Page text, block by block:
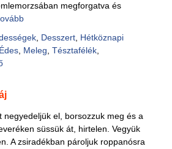
megforgatva és
, Desszert, Hétköznapi
Édes, Meleg Tésztafélék,
negyedeljük el, borsozzuk meg és a
süssük át, hirtelen. Vegyük
A zsiradékban pároljuk roppanósra